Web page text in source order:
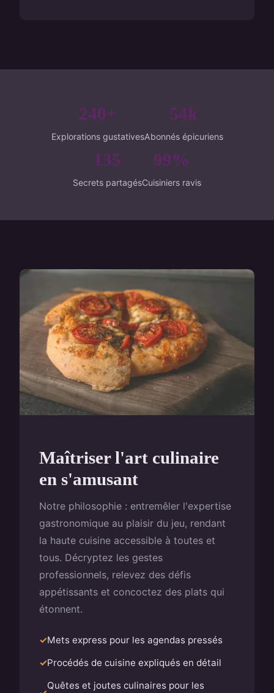
240+
Explorations gustatives
54k
Abonnés épicuriens
135
Secrets partagés
99%
Cuisiniers ravis
Maîtriser l'art culinaire
en s'amusant
Notre philosophie : entremêler l'expertise
gastronomique au plaisir du jeu, rendant
la haute cuisine accessible à toutes et
tous. Décryptez les gestes
professionnels, relevez des défis
appétissants et concoctez des plats qui
étonnent.
Mets express pour les agendas pressés
Procédés de cuisine expliqués en détail
Quêtes et joutes culinaires pour les